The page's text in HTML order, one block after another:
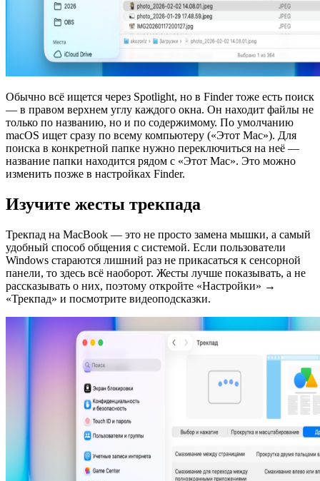
Обычно всё ищется через Spotlight, но в Finder тоже есть поиск
— в правом верхнем углу каждого окна. Он находит файлы не
только по названию, но и по содержимому. По умолчанию
macOS ищет сразу по всему компьютеру («Этот Mac»). Для
поиска в конкретной папке нужно переключиться на неё —
название папки находится рядом с «Этот Mac». Это можно
изменить позже в настройках Finder.
Изучите жесты трекпада
Трекпад на MacBook — это не просто замена мышки, а самый
удобный способ общения с системой. Если пользователи
Windows стараются лишний раз не прикасаться к сенсорной
панели, то здесь всё наоборот. Жесты лучше показывать, а не
рассказывать о них, поэтому откройте «Настройки» →
«Трекпад» и посмотрите видеоподсказки.